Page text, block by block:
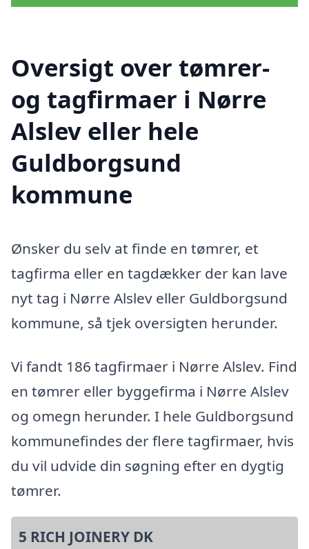
Oversigt over tømrer-
og tagfirmaer i Nørre
Alslev eller hele
Guldborgsund
kommune
Ønsker du selv at finde en tømrer, et
tagfirma eller en tagdækker der kan lave
nyt tag i Nørre Alslev eller Guldborgsund
kommune, så tjek oversigten herunder.
Vi fandt 186 tagfirmaer i Nørre Alslev. Find
en tømrer eller byggefirma i Nørre Alslev
og omegn herunder. I hele Guldborgsund
kommunefindes der flere tagfirmaer, hvis
du vil udvide din søgning efter en dygtig
tømrer.
5 RICH JOINERY DK